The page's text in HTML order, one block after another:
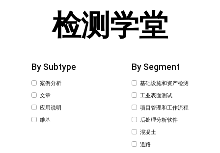
检测学堂
By Subtype
案例分析
文章
应用说明
维基
By Segment
基础设施和资产检测
工业表面测试
项目管理和工作流程
后处理分析软件
混凝土
道路